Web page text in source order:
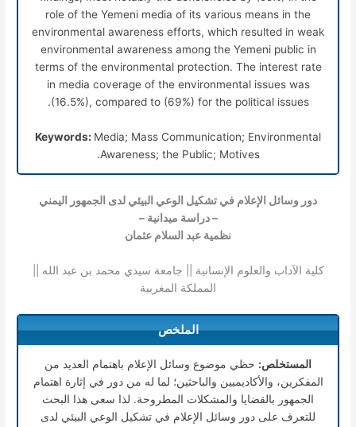
role of the Yemeni media of its various means in the
environmental awareness efforts, which resulted in weak
environmental awareness among the Yemeni public in
terms of the environmental protection. The interest rate
in media coverage of the environmental issues was
(16.5%), compared to (69%) for the political issues.
Keywords: Media; Mass Communication; Environmental
Awareness; the Public; Motives.
دور وسائل الإعلام في تشكيل الوعي البيئي لدى الجمهور اليمني
– دراسة ميدانية –
نظمية عبد السلام عثمان
كلية الآداب والعلوم الإنسانية || جامعة سيدي محمد بن عبد الله ||
المملكة المغربية
الملخص
المستخلص: حظي موضوع وسائل الإعلام باهتمام العديد من
المفكرين، والأكاديميين والباحثين؛ لما له من دور في إثارة اهتمام
الجمهور بالقضايا والمشكلات المطروحة. لذا سعى هذا البحث
للتعرف على دور وسائل الإعلام في تشكيل الوعي البيئي لدى